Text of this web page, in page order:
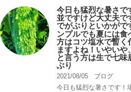
今日も猛烈な暑さで
並ですけど大丈夫で
でがぶりといかがで
ンプルでも夏には食
方はコツ塩水で暫く
ますよね！いやい
と言う方は生で七
ぶり
2021/08/05
ブログ
今日も猛烈な暑さです！